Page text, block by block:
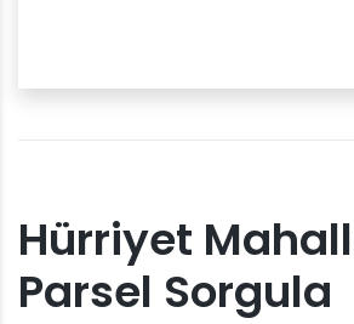
Hürriyet
Parsel Sorgula